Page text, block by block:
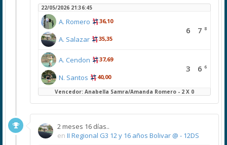
22/05/2026 21:36:45
A. Romero 36,10
A. Salazar 35,35
6 7 8
A. Cendon 37,69
N. Santos 40,00
3 6 6
Vencedor: Anabella Samra/Amanda Romero - 2 X 0
2 meses 16 días..
en II Regional G3 12 y 16 años Bolivar @ - 12DS